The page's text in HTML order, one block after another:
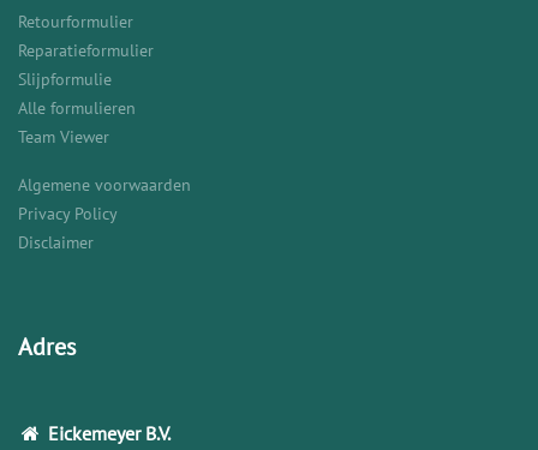
Retourformulier
Reparatieformulier
Slijpformulie
Alle formulieren
Team Viewer
Algemene voorwaarden
Privacy Policy
Disclaimer
Adres
Eickemeyer B.V.